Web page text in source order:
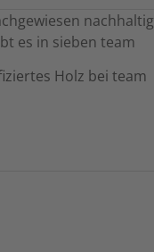
PEFC zertifiziertes Holz bei team